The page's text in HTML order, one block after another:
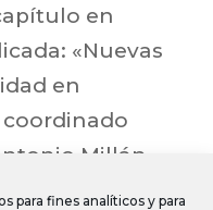
para fines analíticos y para
en
«Nuevas
en
Millán
se titula: